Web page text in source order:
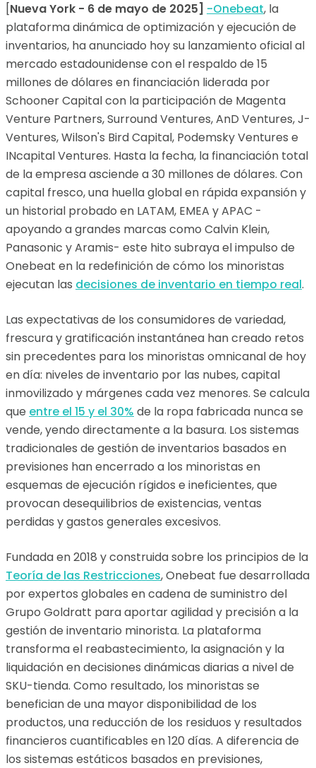
[Nueva York - 6 de mayo de 2025] -Onebeat, la
plataforma dinámica de optimización y ejecución de
inventarios, ha anunciado hoy su lanzamiento oficial al
mercado estadounidense con el respaldo de 15
millones de dólares en financiación liderada por
Schooner Capital con la participación de Magenta
Venture Partners, Surround Ventures, AnD Ventures, J-
Ventures, Wilson's Bird Capital, Podemsky Ventures e
INcapital Ventures. Hasta la fecha, la financiación total
de la empresa asciende a 30 millones de dólares. Con
capital fresco, una huella global en rápida expansión y
un historial probado en LATAM, EMEA y APAC -
apoyando a grandes marcas como Calvin Klein,
Panasonic y Aramis- este hito subraya el impulso de
Onebeat en la redefinición de cómo los minoristas
ejecutan las decisiones de inventario en tiempo real.
Las expectativas de los consumidores de variedad,
frescura y gratificación instantánea han creado retos
sin precedentes para los minoristas omnicanal de hoy
en día: niveles de inventario por las nubes, capital
inmovilizado y márgenes cada vez menores. Se calcula
que entre el 15 y el 30% de la ropa fabricada nunca se
vende, yendo directamente a la basura. Los sistemas
tradicionales de gestión de inventarios basados en
previsiones han encerrado a los minoristas en
esquemas de ejecución rígidos e ineficientes, que
provocan desequilibrios de existencias, ventas
perdidas y gastos generales excesivos.
Fundada en 2018 y construida sobre los principios de la
Teoría de las Restricciones, Onebeat fue desarrollada
por expertos globales en cadena de suministro del
Grupo Goldratt para aportar agilidad y precisión a la
gestión de inventario minorista. La plataforma
transforma el reabastecimiento, la asignación y la
liquidación en decisiones dinámicas diarias a nivel de
SKU-tienda. Como resultado, los minoristas se
benefician de una mayor disponibilidad de los
productos, una reducción de los residuos y resultados
financieros cuantificables en 120 días. A diferencia de
los sistemas estáticos basados en previsiones,